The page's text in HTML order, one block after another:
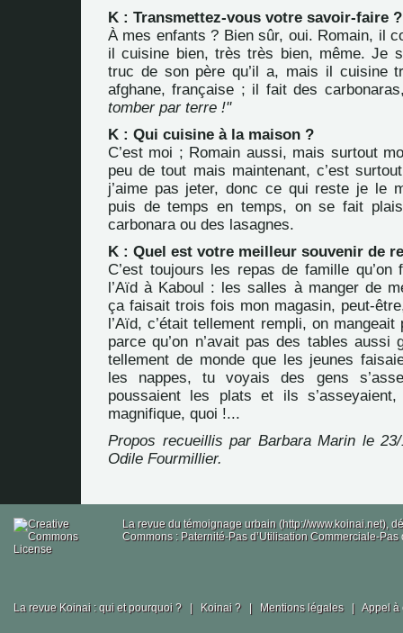
K : Transmettez-vous votre savoir-faire ?
À mes enfants ? Bien sûr, oui. Romain, il
il cuisine bien, très très bien, même. Je
truc de son père qu’il a, mais il cuisine
afghane, française ; il fait des
tomber par terre !"
K : Qui cuisine à la maison ?
C’est moi ; Romain aussi, mais surtout
peu de tout mais maintenant, c’est
j’aime pas jeter, donc ce qui reste je le
puis de temps en temps, on se fait
carbonara ou des lasagnes.
K : Quel est votre meilleur souvenir de
C’est toujours les repas de famille
l’Aïd à Kaboul : les salles à manger de
ça faisait trois fois mon magasin, peut-
l’Aïd, c’était tellement rempli, on
parce qu’on n’avait pas des tables aussi
tellement de monde que les jeunes
les nappes, tu voyais des gens
poussaient les plats et ils
magnifique, quoi !...
Propos recueillis par Barbara Marin le
Odile Fourmillier.
La revue du témoignage urbain (http://www.koinai.net),
Commons : Paternité-Pas d’Utilisation Commerciale-
La revue Koinai : qui et pourquoi ? | Koinai ? | Mentions légales | Appel à